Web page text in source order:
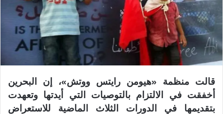
قالت منظمة «هيومن رايتس ووتش»، إن البحرين
أخفقت في الالتزام بالتوصيات التي أيدتها وتعهدت
بتقديمها في الدورات الثلاث الماضية للاستعراض